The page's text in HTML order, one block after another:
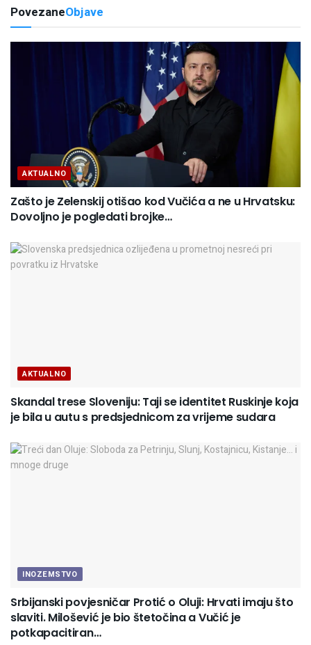
PovezaneObjave
AKTUALNO
Zašto je Zelenskij otišao kod Vučića a ne u Hrvatsku:
Dovoljno je pogledati brojke…
AKTUALNO
Skandal trese Sloveniju: Taji se identitet Ruskinje koja
je bila u autu s predsjednicom za vrijeme sudara
INOZEMSTVO
Srbijanski povjesničar Protić o Oluji: Hrvati imaju što
slaviti. Milošević je bio štetočina a Vučić je
potkapacitiran…